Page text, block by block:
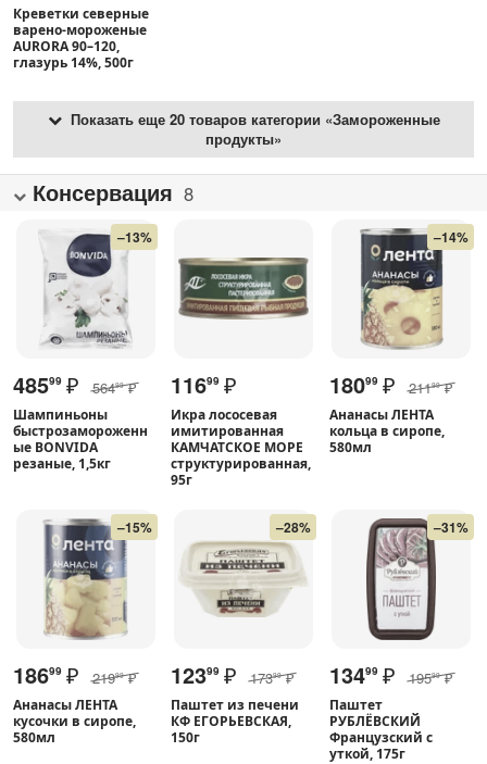
Креветки северные
варено-мороженые
AURORA 90–120,
глазурь 14%, 500г
Показать еще 20 товаров категории «Замороженные
продукты»
Консервация 8
–13%
48599 ₽ 56499 ₽
Шампиньоны
быстрозамороженн
ые BONVIDA
резаные, 1,5кг
11699 ₽
Икра лососевая
имитированная
КАМЧАТСКОЕ МОРЕ
структурированная,
95г
–14%
18099 ₽ 21199 ₽
Ананасы ЛЕНТА
кольца в сиропе,
580мл
–15%
18699 ₽ 21999 ₽
Ананасы ЛЕНТА
кусочки в сиропе,
580мл
–28%
12399 ₽ 17399 ₽
Паштет из печени
КФ ЕГОРЬЕВСКАЯ,
150г
–31%
13499 ₽ 19599 ₽
Паштет
РУБЛЁВСКИЙ
Французский с
уткой, 175г